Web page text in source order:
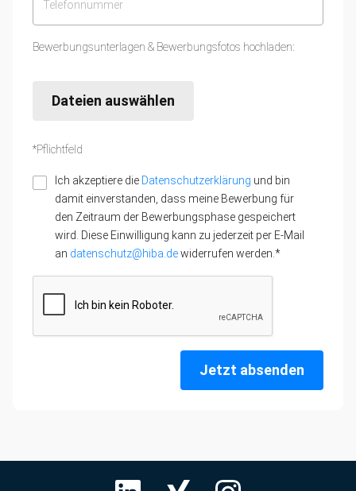
Bewerbungsunterlagen & Bewerbungsfotos hochladen:
Dateien auswählen
*Pflichtfeld
Ich akzeptiere die Datenschutzerklärung und bin
damit einverstanden, dass meine Bewerbung für
den Zeitraum der Bewerbungsphase gespeichert
wird. Diese Einwilligung kann zu jederzeit per E-Mail
an datenschutz@hiba.dewiderrufen werden.*
Jetzt absenden